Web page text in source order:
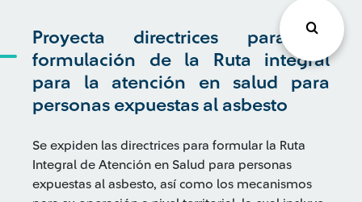
Proyecta directrices para la
formulación de la Ruta integral
para la atención en salud para
personas expuestas al asbesto
Se expiden las directrices para formular la Ruta
Integral de Atención en Salud para personas
expuestas al asbesto, así como los mecanismos